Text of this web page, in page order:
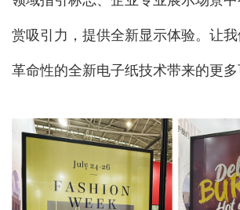
赏吸引力，提供全新显示体验。让
革命性的全新电子纸技术带来的更多